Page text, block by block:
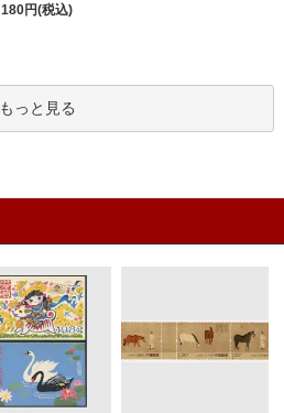
180円(税込)
もっと見る